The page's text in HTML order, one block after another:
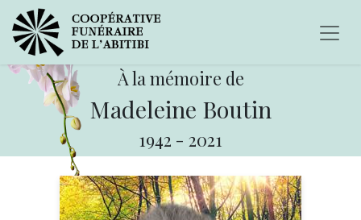
À la mémoire de
Madeleine Boutin
1942 - 2021